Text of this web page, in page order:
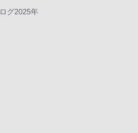
グ2025年